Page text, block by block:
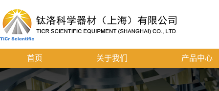
首页 关于我们 产品中心